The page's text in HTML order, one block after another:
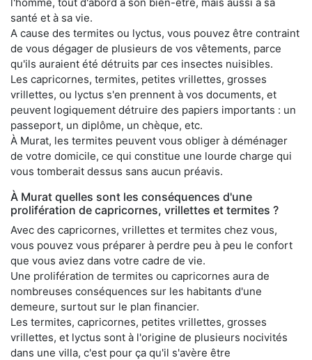
santé et à sa vie.
A cause des termites ou lyctus, vous pouvez être contraint
de vous dégager de plusieurs de vos vêtements, parce
qu'ils auraient été détruits par ces insectes nuisibles.
Les capricornes, termites, petites vrillettes, grosses
vrillettes, ou lyctus s'en prennent à vos documents, et
peuvent logiquement détruire des papiers importants : un
passeport, un diplôme, un chèque, etc.
À Murat, les termites peuvent vous obliger à déménager
de votre domicile, ce qui constitue une lourde charge qui
vous tomberait dessus sans aucun préavis.
À Murat quelles sont les conséquences d'une
prolifération de capricornes, vrillettes et termites ?
Avec des capricornes, vrillettes et termites chez vous,
vous pouvez vous préparer à perdre peu à peu le confort
que vous aviez dans votre cadre de vie.
Une prolifération de termites ou capricornes aura de
nombreuses conséquences sur les habitants d'une
demeure, surtout sur le plan financier.
Les termites, capricornes, petites vrillettes, grosses
vrillettes, et lyctus sont à l'origine de plusieurs nocivités
dans une villa, c'est pour ça qu'il s'avère être